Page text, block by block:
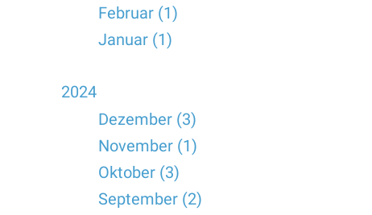
Februar (1)
Januar (1)
2024
Dezember (3)
November (1)
Oktober (3)
September (2)